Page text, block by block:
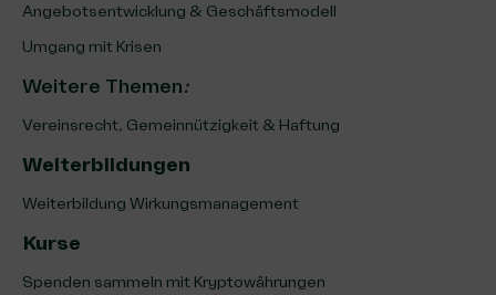
Angebotsentwicklung & Geschäftsmodell
Umgang mit Krisen
Weitere Themen:
Vereinsrecht, Gemeinnützigkeit & Haftung
Weiterbildungen
Weiterbildung Wirkungsmanagement
Kurse
Spenden sammeln mit Kryptowährungen